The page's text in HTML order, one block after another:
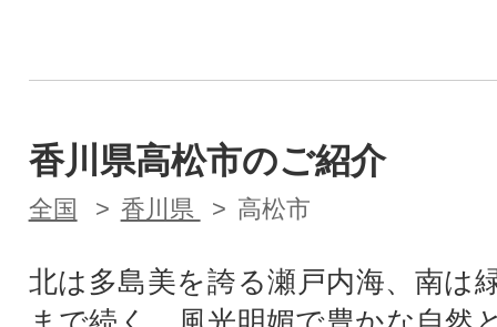
香川県高松市のご紹介
全国 香川県 高松市
北は多島美を誇る瀬戸内海、南は